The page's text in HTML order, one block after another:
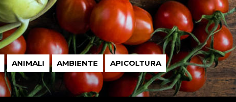
ANIMALI AMBIENTE APICOLTURA